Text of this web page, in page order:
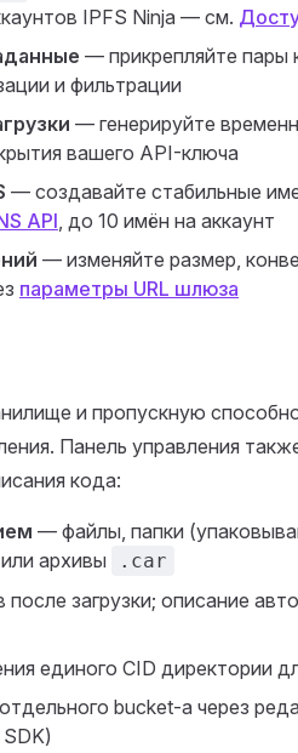
IPFS Ninja — см.
— прикрепляйте пары
и фильтрации
— генерируйте
вашего API-ключа
— создавайте стабильные
API, до 10 имён на аккаунт
— изменяйте размер,
параметры URL шлюза
и пропускную
Панель управления
кода:
— файлы, папки
архивы
.car
после загрузки; описание
единого CID директории
bucket-а через